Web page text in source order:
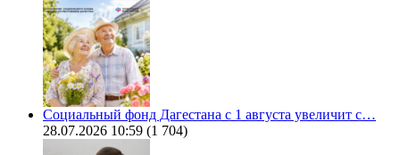
Социальный фонд Дагестана с 1 августа увеличит с…
28.07.2026 10:59 (1 704)